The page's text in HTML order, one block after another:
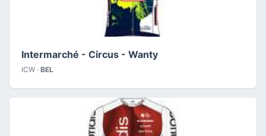
Intermarché - Circus - Wanty
ICW · BEL